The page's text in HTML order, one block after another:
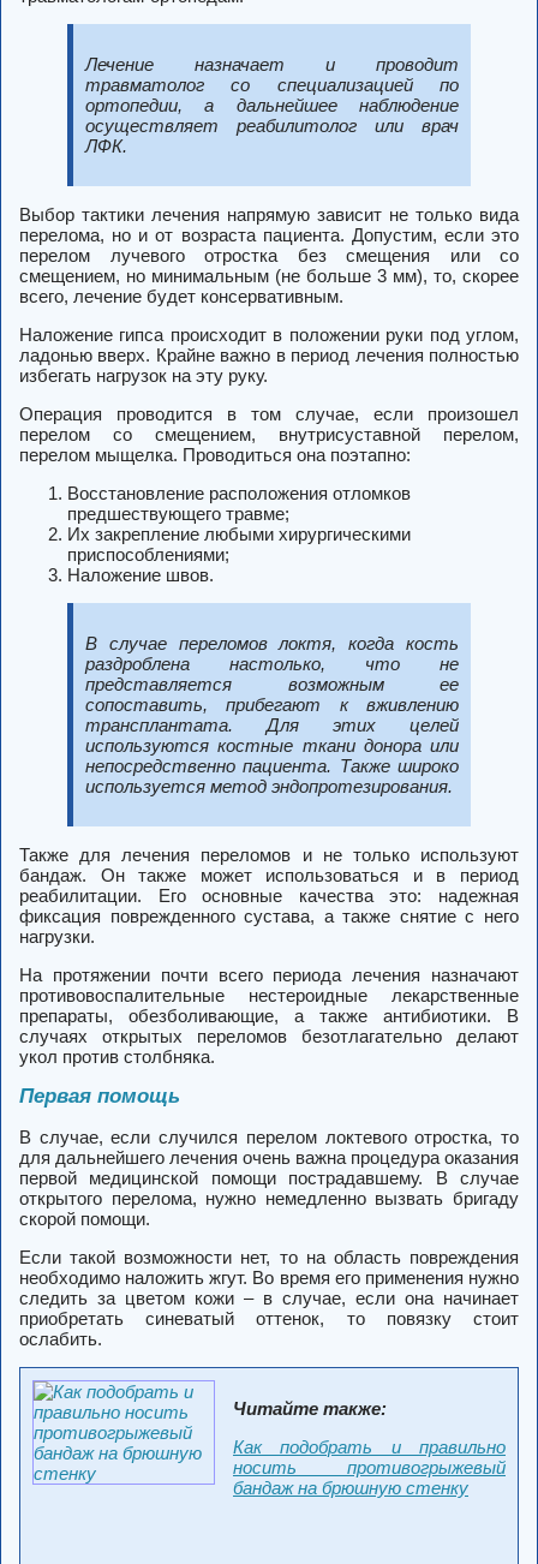
Лечение назначает и проводит
травматолог со специализацией по
ортопедии, а дальнейшее наблюдение
осуществляет реабилитолог или врач
ЛФК.
Выбор тактики лечения напрямую зависит не только вида
перелома, но и от возраста пациента. Допустим, если это
перелом лучевого отростка без смещения или со
смещением, но минимальным (не больше 3 мм), то, скорее
всего, лечение будет консервативным.
Наложение гипса происходит в положении руки под углом,
ладонью вверх. Крайне важно в период лечения полностью
избегать нагрузок на эту руку.
Операция проводится в том случае, если произошел
перелом со смещением, внутрисуставной перелом,
перелом мыщелка. Проводиться она поэтапно:
Восстановление расположения отломков
предшествующего травме;
Их закрепление любыми хирургическими
приспособлениями;
Наложение швов.
В случае переломов локтя, когда кость
раздроблена настолько, что не
представляется возможным ее
сопоставить, прибегают к вживлению
трансплантата. Для этих целей
используются костные ткани донора или
непосредственно пациента. Также широко
используется метод эндопротезирования.
Также для лечения переломов и не только используют
бандаж. Он также может использоваться и в период
реабилитации. Его основные качества это: надежная
фиксация поврежденного сустава, а также снятие с него
нагрузки.
На протяжении почти всего периода лечения назначают
противовоспалительные нестероидные лекарственные
препараты, обезболивающие, а также антибиотики. В
случаях открытых переломов безотлагательно делают
укол против столбняка.
Первая помощь
В случае, если случился перелом локтевого отростка, то
для дальнейшего лечения очень важна процедура оказания
первой медицинской помощи пострадавшему. В случае
открытого перелома, нужно немедленно вызвать бригаду
скорой помощи.
Если такой возможности нет, то на область повреждения
необходимо наложить жгут. Во время его применения нужно
следить за цветом кожи – в случае, если она начинает
приобретать синеватый оттенок, то повязку стоит
ослабить.
Читайте также:
Как подобрать и правильно
носить противогрыжевый
бандаж на брюшную стенку